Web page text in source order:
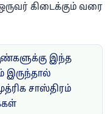
கிடைக்கும் வரை
இந்த
இருந்தால்
சாஸ்திரம்